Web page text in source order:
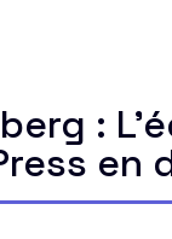
:
en